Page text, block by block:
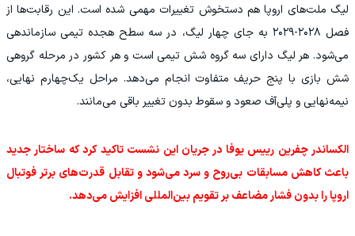
‫لیگ ملت‌های اروپا هم دستخوش تغییرات مهمی شده است. این رقابت‌ها از
فصل ۲۰۲۸-۲۰۲۹ به جای چهار لیگ، در سه سطح هجده تیمی سازماندهی
می‌شود. هر لیگ دارای سه گروه شش تیمی است و هر کشور در مرحله گروهی
شش بازی با پنج حریف متفاوت انجام می‌دهد. مراحل یک‌چهارم نهایی،
نیمه‌نهایی و پلی‌آف صعود و سقوط بدون تغییر باقی می‌مانند.
‫الکساندر چفرین رییس یوفا در جریان این نشست تاکید کرد که ساختار جدید
باعث کاهش مسابقات بی‌روح و سرد می‌شود و تقابل قدرت‌های برتر فوتبال
اروپا را بدون فشار مضاعف بر تقویم بین‌المللی افزایش می‌دهد.